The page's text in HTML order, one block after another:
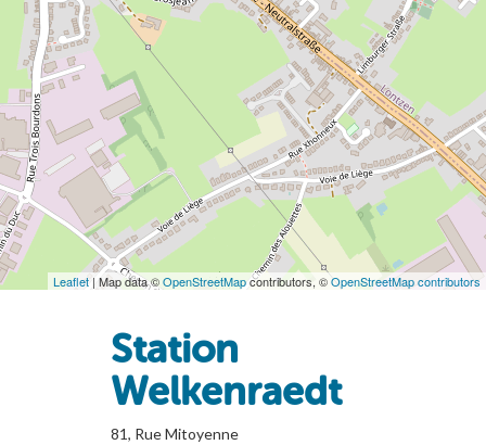
Leaflet| Map data ©OpenStreetMapcontributors, ©OpenStreetMap contributors
Station
Welkenraedt
81, Rue Mitoyenne